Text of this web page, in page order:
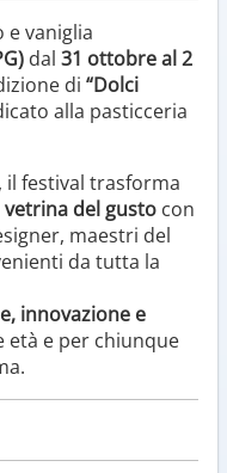
e vaniglia
dal 31 ottobre al 2
di “Dolci
alla pasticceria
il festival trasforma
vetrina del gusto con
maestri del
da tutta la
innovazione e
età e per chiunque